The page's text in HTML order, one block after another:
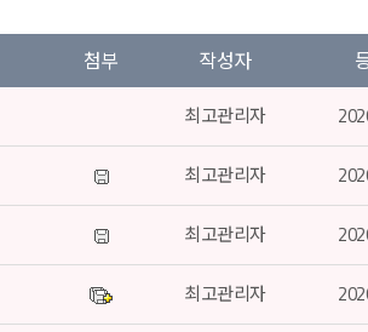
첨부 작성자
최고관리자
최고관리자
최고관리자
최고관리자